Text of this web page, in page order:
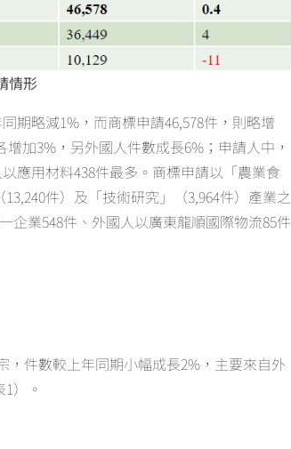
情形
期略減1%，而商標申請46,578件，則略增
加3%，另外國人件數成長6%；申請人中，
應用材料438件最多。商標申請以「農業食
件）及「技術研究」（3,964件）產業之
企業548件、外國人以廣東龍順國際物流85件
，件數較上年同期小幅成長2%，主要來自外
）。